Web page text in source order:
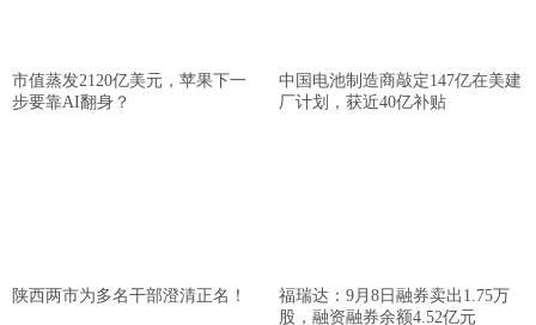
市值蒸发2120亿美元，苹果下一
步要靠AI翻身？
中国电池制造商敲定147亿在美建
厂计划，获近40亿补贴
陕西两市为多名干部澄清正名！
福瑞达：9月8日融券卖出1.75万
股，融资融券余额4.52亿元